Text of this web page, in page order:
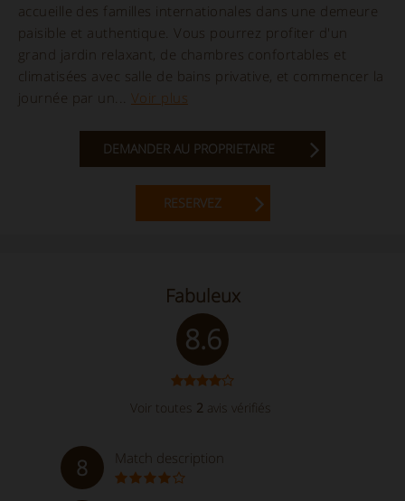
accueille des familles internationales dans une demeure
paisible et authentique. Vous pourrez profiter d'un
grand jardin relaxant, de chambres confortables et
climatisées avec salle de bains privative, et commencer la
journée par un... Voir plus
DEMANDER AU PROPRIETAIRE
RESERVEZ
8.6
Fabuleux
Voir toutes 2 avis vérifiés
8 Match description